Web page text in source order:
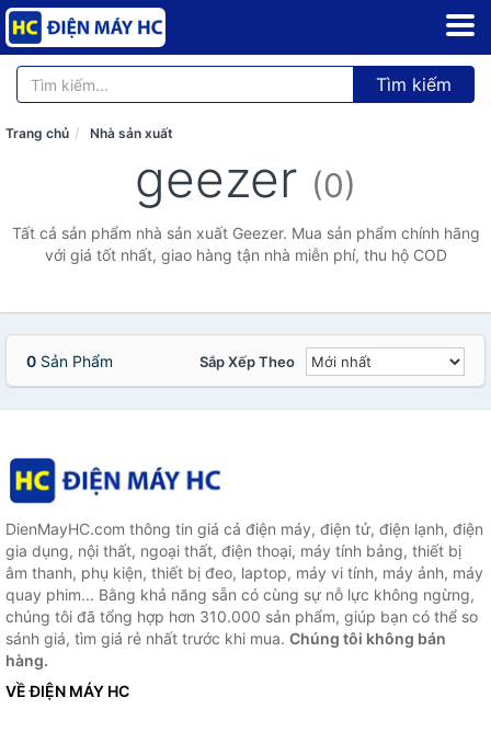
Tìm kiếm
Trang chủ Nhà sản xuất
geezer (0)
Tất cả sản phẩm nhà sản xuất Geezer. Mua sản phẩm chính hãng
với giá tốt nhất, giao hàng tận nhà miễn phí, thu hộ COD
0 Sản Phẩm Sắp Xếp Theo
DienMayHC.com thông tin giá cả điện máy, điện tử, điện lạnh, điện
gia dụng, nội thất, ngoại thất, điện thoại, máy tính bảng, thiết bị
âm thanh, phụ kiện, thiết bị đeo, laptop, máy vi tính, máy ảnh, máy
quay phim... Bằng khả năng sẵn có cùng sự nỗ lực không ngừng,
chúng tôi đã tổng hợp hơn 310.000 sản phẩm, giúp bạn có thể so
sánh giá, tìm giá rẻ nhất trước khi mua. Chúng tôi không bán
hàng.
VỀ ĐIỆN MÁY HC